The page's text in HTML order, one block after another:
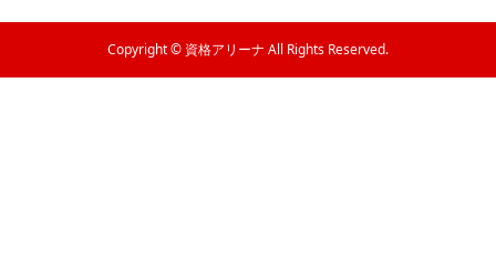
Copyright © 資格アリーナ All Rights Reserved.